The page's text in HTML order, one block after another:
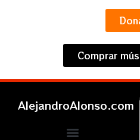
Comprar
AlejandroAlonso.com